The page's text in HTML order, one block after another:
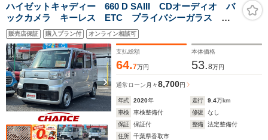
ハイゼットキャディー 660 D SAIII CDオーディオ バ
ックカメラ キーレス ETC プライバシーガラス キ
ーレス プライバシーガラス 横滑り防止 衝突軽減防
止 アイドリングストップ フルフラットシート
販売店保証 購入プラン付 オンライン相談可
支払総額
64.7万円
本体価格
53.8万円
通常ローン 月々8,700円
年式 2020年 走行 9.4万km
車検
車検整備付 修復
なし
保証
保証付 整備
法定整備付
住所
千葉県香取市